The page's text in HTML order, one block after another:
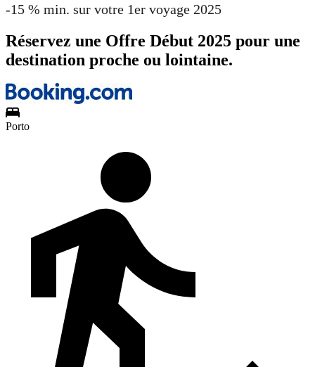
-15 % min. sur votre 1er voyage 2025
Réservez une Offre Début 2025 pour une
destination proche ou lointaine.
Porto